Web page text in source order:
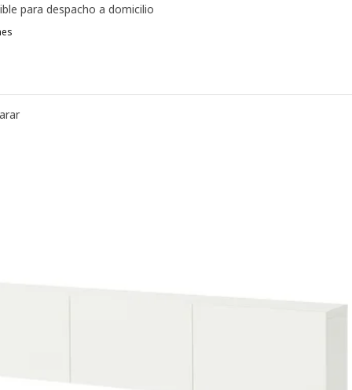
cm
para despacho a domicilio
Marco, Efecto roble tinte blanco, 60x20x64 cm
Marco, blanco, 60x20x64 cm